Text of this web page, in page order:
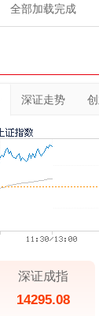
全部加载完成
深证走势
深证成指
14295.08